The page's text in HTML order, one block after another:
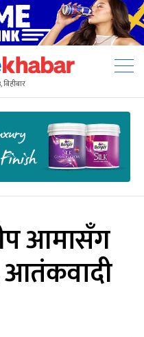
आमासँग
आतंकवादी